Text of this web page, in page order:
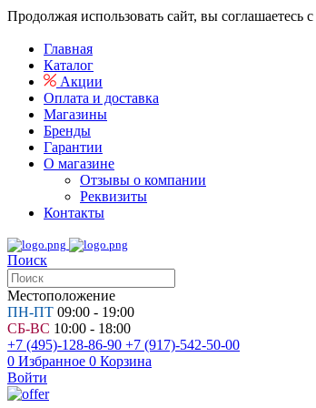
Продолжая использовать сайт, вы соглашаетесь с
Главная
Каталог
Акции
Оплата и доставка
Магазины
Бренды
Гарантии
О магазине
Отзывы о компании
Реквизиты
Контакты
Поиск
Местоположение
ПН-ПТ 09:00 - 19:00
СБ-ВС 10:00 - 18:00
+7 (495)-128-86-90 +7 (917)-542-50-00
0 Избранное 0 Корзина
Войти